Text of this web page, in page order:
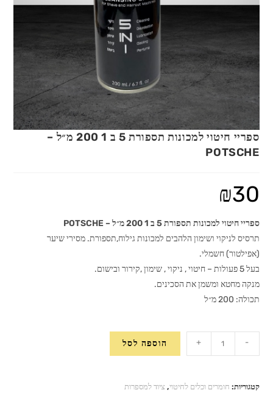
ספריי חיטוי למכונות תספורת 5 ב 1 200 מ״ל –
POTSCHE
₪30
ספריי חיטוי למכונות תספורת 5 ב 1 200 מ״ל – POTSCHE
תרסיס לניקוי ושימון הלהבים למכונות גילוח,תספורת. מסירי שיער
(אפילטור) חשמלי.
בעל 5 פעולות – חיטוי , ניקוי , שימון ,קירור ובישום.
מנקה מחטא ומשמן את הסכינים.
תכולה: 200 מ״ל
של
חיטוי
-
+ הוספה לסל
קטגוריות: חומרים וכלים לחיטוי, ציוד למספרות